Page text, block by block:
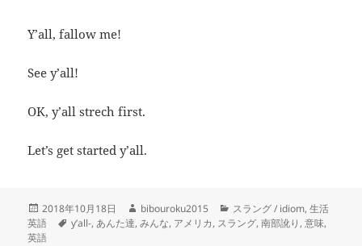
Y’all, fallow me!
See y’all!
OK, y’all strech first.
Let’s get started y’all.
投
稿
日:
2018年10月18日
作
成
bibouroku2015
カ
テ
スラング / idiom,生活
英語
タ
y’all-,あんた達,みんな, アメリカ, スラング,南部訛り ,意味,
英語